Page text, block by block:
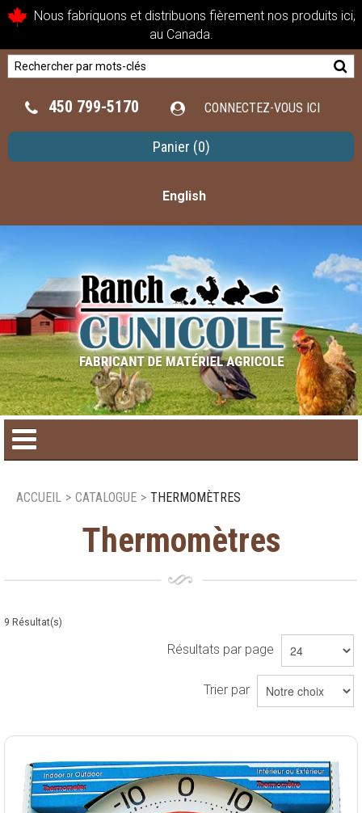
Nous fabriquons et distribuons fièrement nos produits ici,
au Canada.
450 799-5170 CONNECTEZ-VOUS ICI
Panier (0)
English
Catalogue de produit
Produits saisonniers
ACCUEIL > CATALOGUE > THERMOMÈTRES
Thermomètres
9 Résultat(s)
Résultats par page
Trier par